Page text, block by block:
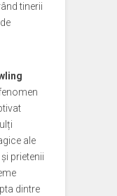
tinerii
ale
prietenii
dintre